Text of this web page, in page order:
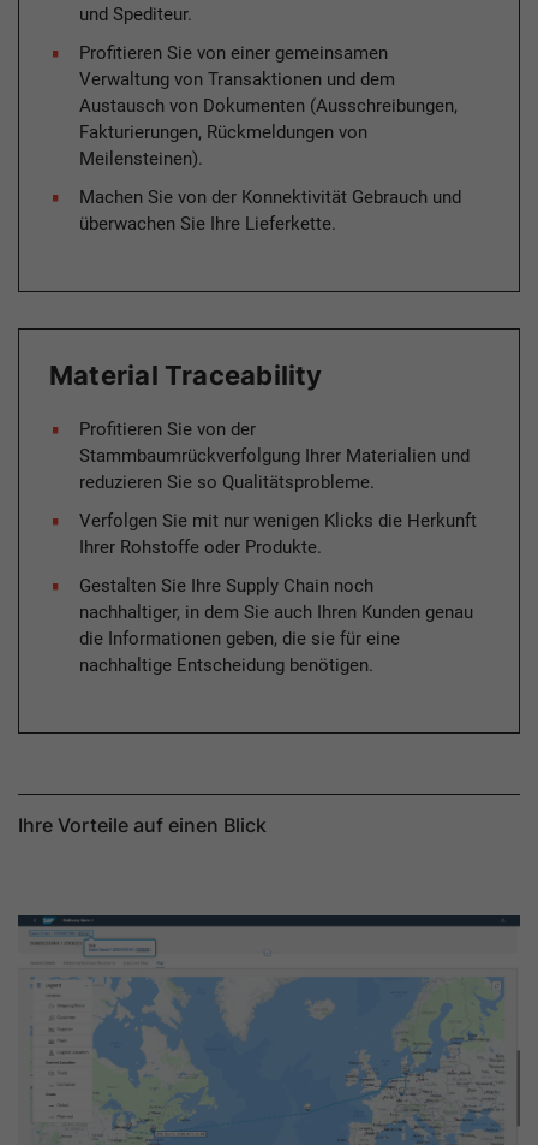
und Spediteur.
Profitieren Sie von einer gemeinsamen
Verwaltung von Transaktionen und dem
Austausch von Dokumenten (Ausschreibungen,
Fakturierungen, Rückmeldungen von
Meilensteinen).
Machen Sie von der Konnektivität Gebrauch und
überwachen Sie Ihre Lieferkette.
Material Traceability
Profitieren Sie von der
Stammbaumrückverfolgung Ihrer Materialien und
reduzieren Sie so Qualitätsprobleme.
Verfolgen Sie mit nur wenigen Klicks die Herkunft
Ihrer Rohstoffe oder Produkte.
Gestalten Sie Ihre Supply Chain noch
nachhaltiger, in dem Sie auch Ihren Kunden genau
die Informationen geben, die sie für eine
nachhaltige Entscheidung benötigen.
Ihre Vorteile auf einen Blick